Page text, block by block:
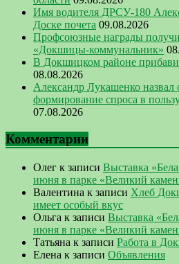
Имя водителя ДРСУ-180
Доске почета 09.08.2026
Профсоюзные награды
«Докшицы-коммунальник»
В Докшицком районе
08.08.2026
Александр Лукашенко назвал
формирование спроса в
07.08.2026
Комментарии
Олег к записи Выставка
июня в парке «Великий
Валентина к записи Хлеб
имеет особый вкус
Ольга к записи Выставка
июня в парке «Великий
Татьяна к записи Работа в
Елена к записи Объявления